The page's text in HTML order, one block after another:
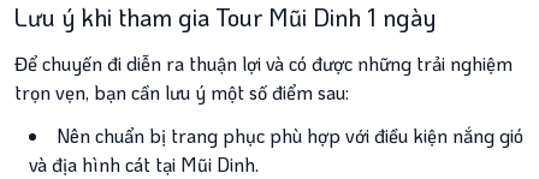
Lưu ý khi tham gia Tour Mũi Dinh 1 ngày
Để chuyến đi diễn ra thuận lợi và có được những trải nghiệm
trọn vẹn, bạn cần lưu ý một số điểm sau:
Nên chuẩn bị trang phục phù hợp với điều kiện nắng gió
và địa hình cát tại Mũi Dinh.